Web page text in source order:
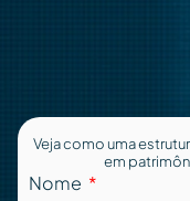
Veja como uma
em
Nome